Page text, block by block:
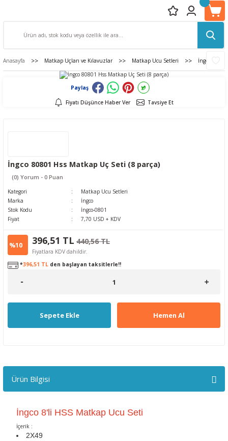
Anasayfa Matkap Uçları ve Kılavuzlar Matkap Ucu Setleri İngco
Paylaş
Fiyatı Düşünce Haber Ver Tavsiye Et
İngco 80801 Hss Matkap Uç Seti (8 parça)
(0) Yorum - 0 Puan
Kategori
Matkap Ucu Setleri
Marka
İngco
Stok Kodu
İngco-0801
Fiyat
7,70 USD + KDV
%10 396,51 TL 440,56 TL
Fiyatlara KDV dahildir.
*396,51 TL den başlayan taksitlerle!!
Sepete Ekle Hemen Al
Ürün Bilgisi
İngco 8'li HSS Matkap Ucu Seti
İçerik :
2X49